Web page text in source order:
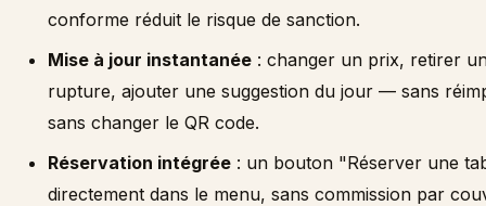
conforme réduit le risque de sanction.
Mise à jour instantanée : changer un prix, retirer
rupture, ajouter une suggestion du jour — sans
sans changer le QR code.
Réservation intégrée : un bouton "Réserver une
directement dans le menu, sans commission par